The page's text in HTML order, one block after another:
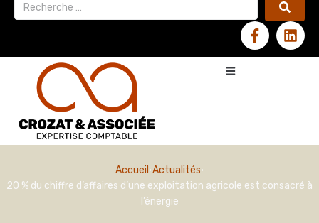
Accueil Actualités
20 % du chiffre d’affaires d’une exploitation agricole est consacré à
l’énergie